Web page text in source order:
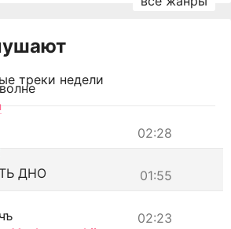
треки недели
02:28
01:55
ДНО
02:23